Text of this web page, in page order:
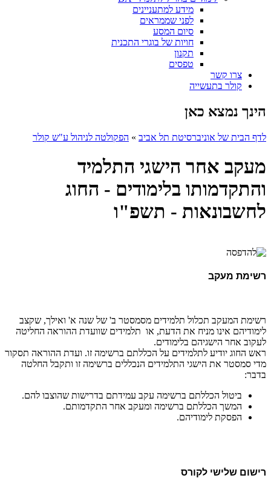
מידע למתעניינים
לפני שממראים
סיום המסע
חויות של בוגרי התכנית
תקנון
טפסים
צרו קשר
קולר בתעשייה
הינך נמצא כאן
לדף הבית של אוניברסיטת תל אביב » הפקולטה לניהול ע"ש קולר
מעקב אחר הישגי התלמיד
והתקדמותו בלימודים - החוג
לחשבונאות - תשפ"ו
רשימת מעקב
רשימת המעקב תכלול תלמידים מסמסטר ב' של שנה א' ואילך, שקצב
לימודיהם אינו מניח את הדעת, או תלמידים שוועדת ההוראה החליטה
לעקוב אחר הישגיהם בלימודים.
ראש החוג יודיע לתלמידים על הכללתם ברשימה זו. ועדת ההוראה תסקור
מדי סמסטר את הישגי התלמידים הנכללים ברשימה זו ותקבל החלטה
בדבר:
ביטול הכללתם ברשימה עקב עמידתם בדרישות שהוצבו להם.
המשך הכללתם ברשימה ומעקב אחר התקדמותם.
הפסקת לימודיהם.
רישום שלישי לקורס